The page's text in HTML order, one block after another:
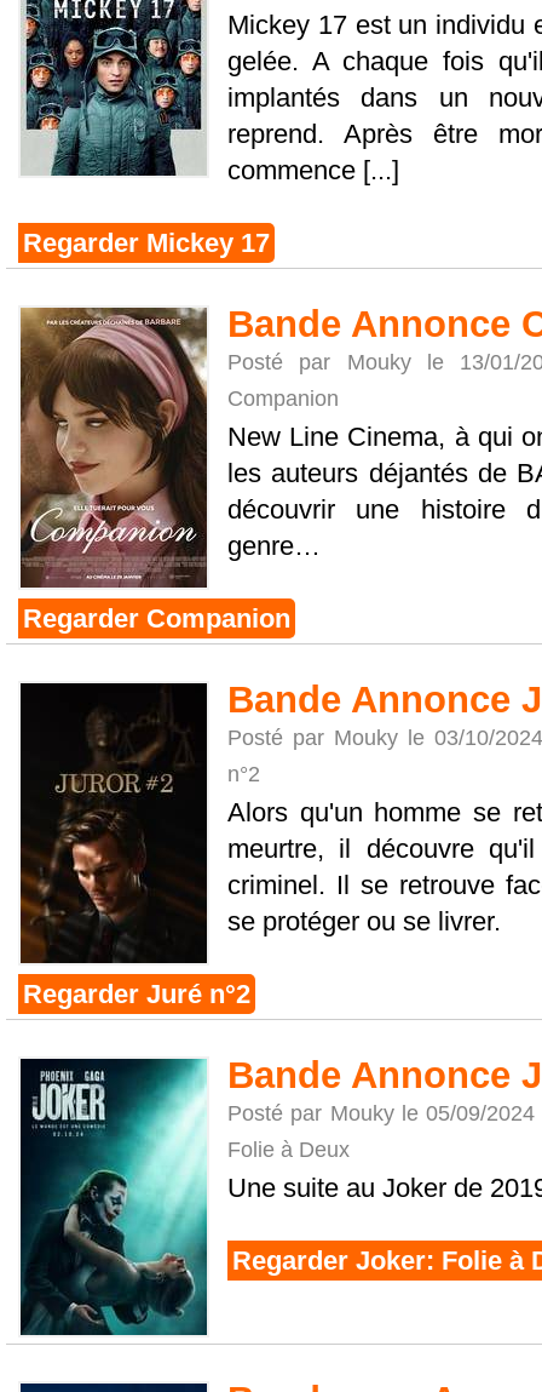
Mickey 17 est un individu
gelée. A chaque fois
implantés dans un
reprend. Après être
commence [...]
Regarder Mickey 17
Bande Annonce
Posté par Mouky le 13/01/
Companion
New Line Cinema, à qui
les auteurs déjantés de
découvrir une histoire
genre…
Regarder Companion
Bande Annonce
Posté par Mouky le 03/10/
n°2
Alors qu'un homme se
meurtre, il découvre
criminel. Il se retrouve
se protéger ou se livrer.
Regarder Juré n°2
Bande Annonce
Posté par Mouky le 05/09/
Folie à Deux
Une suite au Joker de
Regarder Joker: Folie à